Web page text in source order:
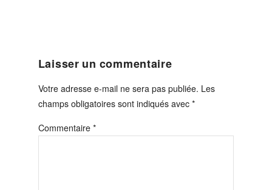
Laisser un commentaire
Votre adresse e-mail ne sera pas publiée. Les
champs obligatoires sont indiqués avec *
Commentaire *